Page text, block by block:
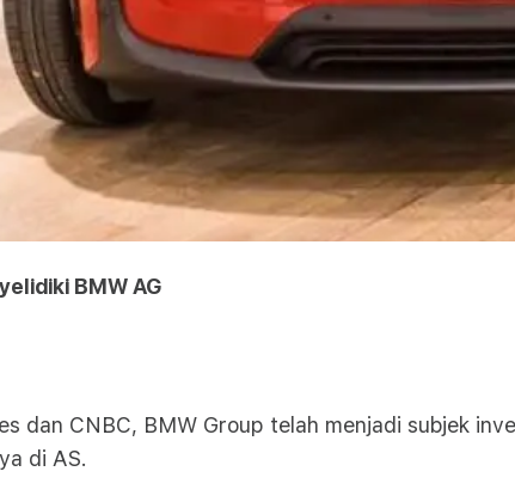
BMW AG
dan CNBC, BMW Group telah menjadi subjek
di AS.